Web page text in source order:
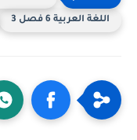
اللغة العربية 6 فصل 3